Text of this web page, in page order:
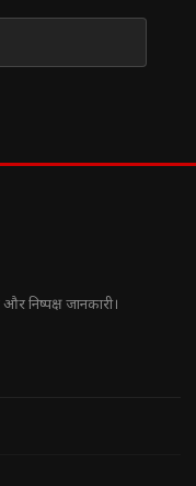
निष्पक्ष जानकारी।